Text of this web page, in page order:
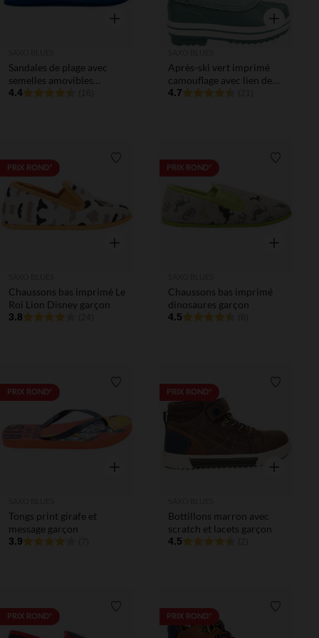
Aperçu rapide
Sandales de plage avec
semelles amovibles
garçon
4.4
Aperçu
Après-ski vert imprimé
camouflage avec lien de
serrage fille
4.7
PRIX ROND* Liste de souhaits
Aperçu rapide
Chaussons bas imprimé Le
Roi Lion Disney garçon
3.8
PRIX ROND*
Aperçu
Chaussons bas imprimé
dinosaures garçon
4.5
PRIX ROND* Liste de souhaits
Aperçu rapide
Tongs print girafe et
message garçon
3.9
PRIX ROND*
Aperçu
Bottillons marron avec
scratch et lacets garçon
4.5
PRIX ROND* Liste de souhaits
PRIX ROND*